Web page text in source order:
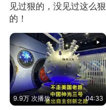
见过狠的，没见过这么狠
的！
9.9万 次播放 04:33